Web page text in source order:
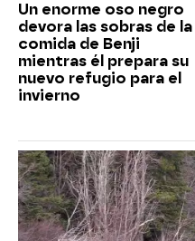
Un enorme oso negro
devora las sobras de la
comida de Benji
mientras él prepara su
nuevo refugio para el
invierno